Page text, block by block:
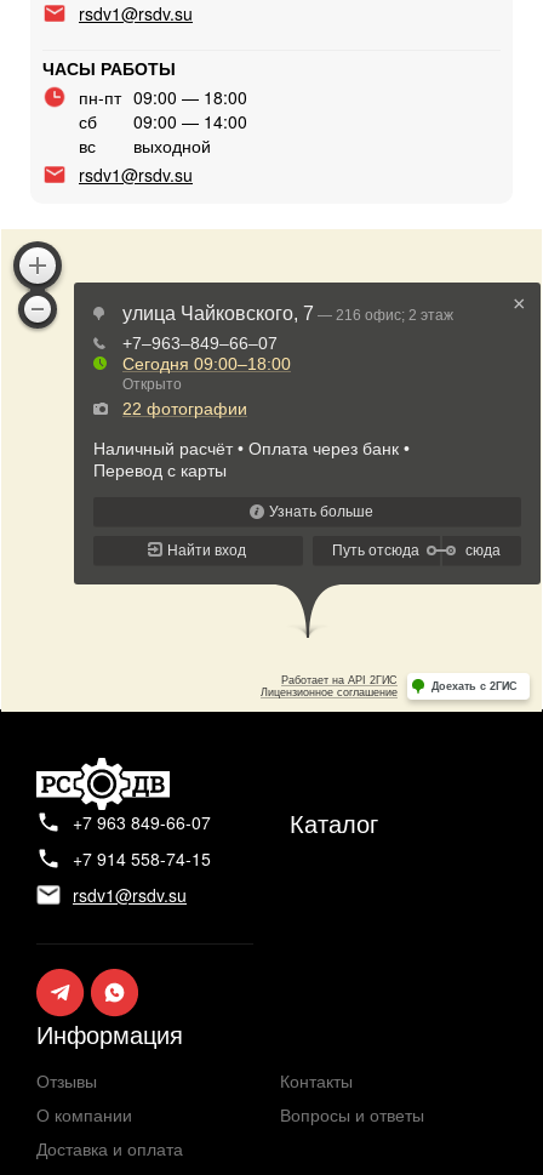
rsdv1@rsdv.su
ЧАСЫ РАБОТЫ
пн-пт 09:00 — 18:00
сб
09:00 — 14:00
вс
выходной
rsdv1@rsdv.su
+7 963 849-66-07
+7 914 558-74-15
rsdv1@rsdv.su
Каталог
Информация
Отзывы
О компании
Доставка и оплата
Контакты
Вопросы и ответы